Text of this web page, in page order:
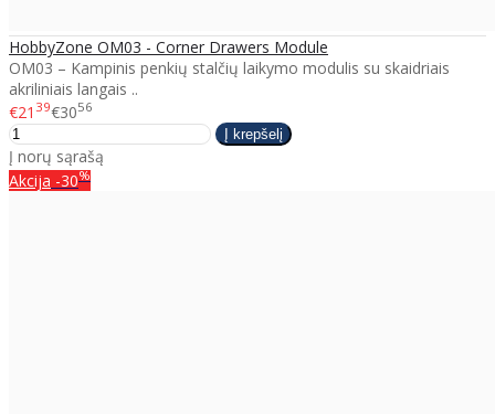
HobbyZone OM03 - Corner Drawers Module
OM03 – Kampinis penkių stalčių laikymo modulis su skaidriais
akriliniais langais ..
€21 39€3056
Į norų sąrašą
Akcija -30%